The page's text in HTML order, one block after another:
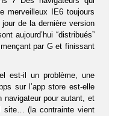
merveilleux IE6 toujours
de la dernière version
aujourd’hui “distribués”
par G et finissant
est-il un problème, une
sur l’app store est-elle
navigateur pour autant, et
site… (la contrainte vient